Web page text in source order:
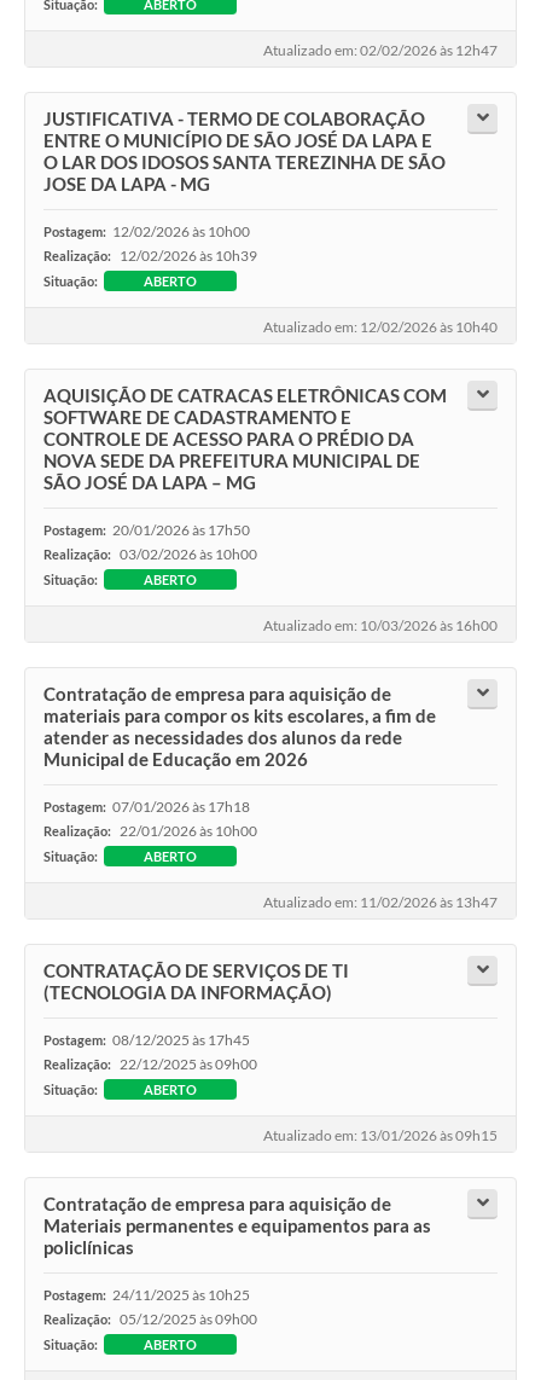
Situação: ABERTO
Atualizado em: 02/02/2026 às 12h47
JUSTIFICATIVA - TERMO DE COLABORAÇÃO
ENTRE O MUNICÍPIO DE SÃO JOSÉ DA LAPA E
O LAR DOS IDOSOS SANTA TEREZINHA DE SÃO
JOSE DA LAPA - MG
Postagem: 12/02/2026 às 10h00
Realização: 12/02/2026 às 10h39
Situação: ABERTO
Atualizado em: 12/02/2026 às 10h40
AQUISIÇÃO DE CATRACAS ELETRÔNICAS COM
SOFTWARE DE CADASTRAMENTO E
CONTROLE DE ACESSO PARA O PRÉDIO DA
NOVA SEDE DA PREFEITURA MUNICIPAL DE
SÃO JOSÉ DA LAPA – MG
Postagem: 20/01/2026 às 17h50
Realização: 03/02/2026 às 10h00
Situação: ABERTO
Atualizado em: 10/03/2026 às 16h00
Contratação de empresa para aquisição de
materiais para compor os kits escolares, a fim de
atender as necessidades dos alunos da rede
Municipal de Educação em 2026
Postagem: 07/01/2026 às 17h18
Realização: 22/01/2026 às 10h00
Situação: ABERTO
Atualizado em: 11/02/2026 às 13h47
CONTRATAÇÃO DE SERVIÇOS DE TI
(TECNOLOGIA DA INFORMAÇÃO)
Postagem: 08/12/2025 às 17h45
Realização: 22/12/2025 às 09h00
Situação: ABERTO
Atualizado em: 13/01/2026 às 09h15
Contratação de empresa para aquisição de
Materiais permanentes e equipamentos para as
policlínicas
Postagem: 24/11/2025 às 10h25
Realização: 05/12/2025 às 09h00
Situação: ABERTO